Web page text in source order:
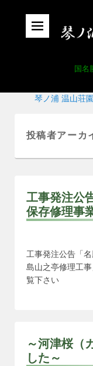
国名
琴ノ浦 温山荘園
投稿者アーカ
工事発注公
保存修理事
工事発注公告「
島山之亭修理工
覧下さい
～河津桜（
した～